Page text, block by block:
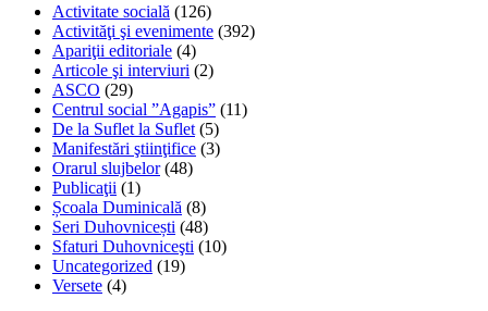
Activitate socială (126)
Activităţi şi evenimente (392)
Apariţii editoriale (4)
Articole şi interviuri (2)
ASCO (29)
Centrul social ”Agapis” (11)
De la Suflet la Suflet (5)
Manifestări ştiinţifice (3)
Orarul slujbelor(48)
Publicaţii (1)
Școala Duminicală (8)
Seri Duhovnicești (48)
Sfaturi Duhovniceşti (10)
Uncategorized (19)
Versete (4)